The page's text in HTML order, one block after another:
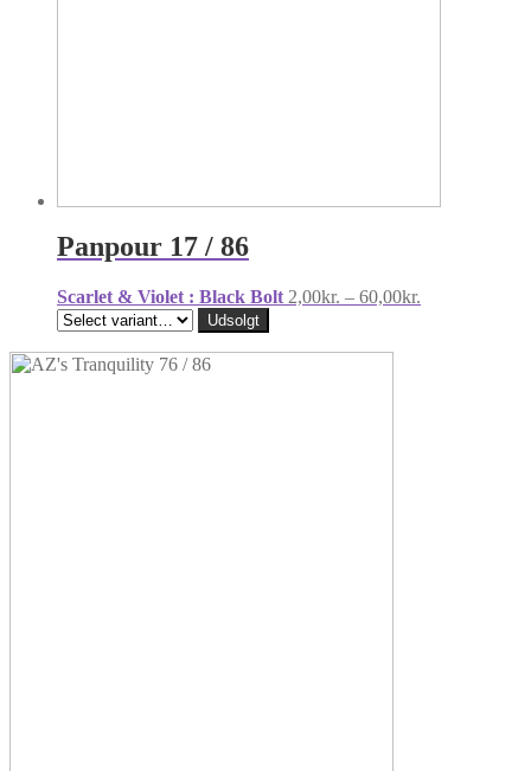
Panpour 17 / 86
Scarlet & Violet : Black Bolt 2,00kr. – 60,00kr.
Udsolgt